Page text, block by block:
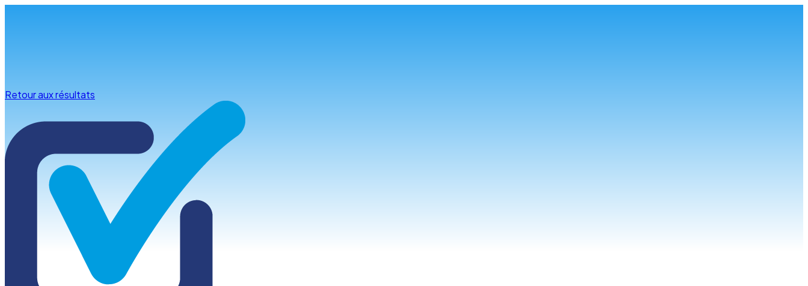
Retour aux résultats